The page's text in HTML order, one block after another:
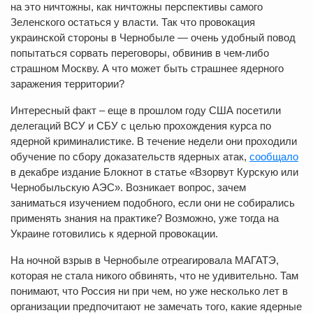
на это ничтожны, как ничтожны перспективы самого
Зеленского остаться у власти. Так что провокация
украинской стороны в Чернобыле — очень удобный повод
попытаться сорвать переговоры, обвинив в чем-либо
страшном Москву. А что может быть страшнее ядерного
заражения территории?
Интересный факт – еще в прошлом году США посетили
делегаций ВСУ и СБУ с целью прохождения курса по
ядерной криминалистике. В течение недели они проходили
обучение по сбору доказательств ядерных атак, сообщало
в декабре издание Блокнот в статье «Взорвут Курскую или
Чернобыльскую АЭС». Возникает вопрос, зачем
заниматься изучением подобного, если они не собирались
применять знания на практике? Возможно, уже тогда на
Украине готовились к ядерной провокации.
На ночной взрыв в Чернобыле отреагировала МАГАТЭ,
которая не стала никого обвинять, что не удивительно. Там
понимают, что Россия ни при чем, но уже несколько лет в
организации предпочитают не замечать того, какие ядерные